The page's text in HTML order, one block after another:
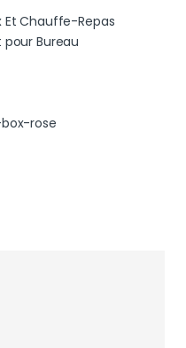
Et Chauffe-Repas
Bureau
rose